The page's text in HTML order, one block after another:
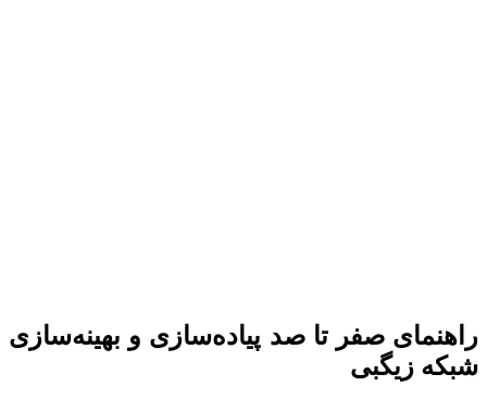
راهنمای صفر تا صد پیاده‌سازی و بهینه‌سازی
شبکه زیگبی